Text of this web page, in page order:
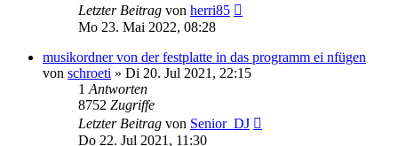
Letzter Beitrag von herri85
Mo 23. Mai 2022, 08:28
musikordner von der festplatte in das programm ei nfügen
von schroeti » Di 20. Jul 2021, 22:15
1 Antworten
8752 Zugriffe
Letzter Beitrag von Senior_DJ
Do 22. Jul 2021, 11:30